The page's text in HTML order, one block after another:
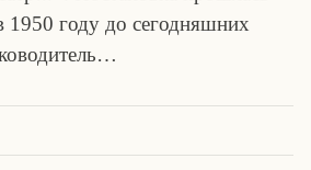
1950 году до сегодняшних